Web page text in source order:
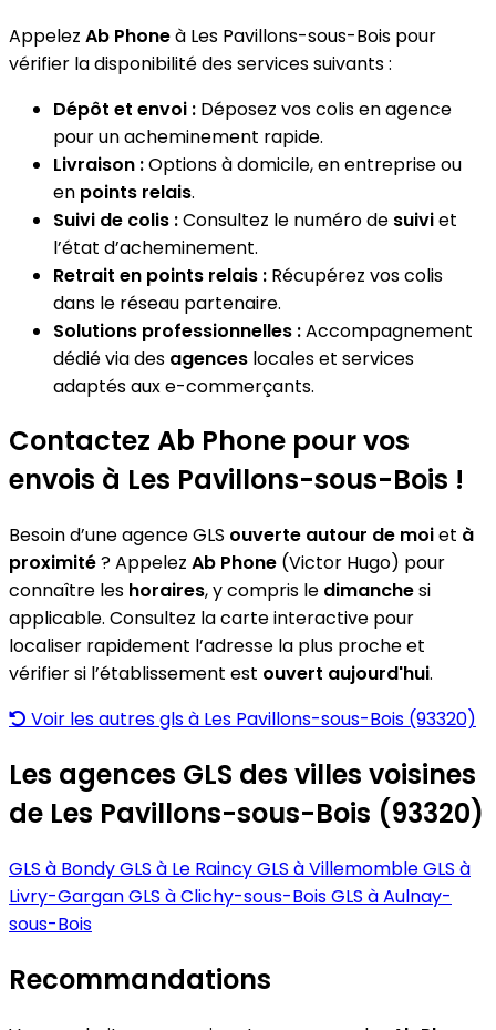
Appelez Ab Phoneà Les Pavillons-sous-Bois pour
vérifier la disponibilité des services suivants :
Dépôt et envoi : Déposez vos colis en agence
pour un acheminement rapide.
Livraison :Options à domicile, en entreprise ou
en points relais.
Suivi de colis :Consultez le numéro de suiviet
l’état d’acheminement.
Retrait en points relais : Récupérez vos colis
dans le réseau partenaire.
Solutions professionnelles :Accompagnement
dédié via des agences locales et services
adaptés aux e-commerçants.
Contactez Ab Phone pour vos
envois à Les Pavillons-sous-Bois !
Besoin d’une agence GLS ouverte autour de moiet à
proximité? Appelez Ab Phone (Victor Hugo) pour
connaître les horaires, y compris le dimanchesi
applicable. Consultez la carte interactive pour
localiser rapidement l’adresse la plus proche et
vérifier si l’établissement est ouvert aujourd'hui.
Voir les autres gls à Les Pavillons-sous-Bois (93320)
Les agences GLS des villes voisines
de Les Pavillons-sous-Bois (93320)
GLS à BondyGLS à Le RaincyGLS à VillemombleGLS à
Livry-GarganGLS à Clichy-sous-BoisGLS à Aulnay-
sous-Bois
Recommandations